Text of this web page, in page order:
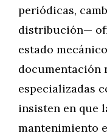
periódicas,
distribución—
estado
documentación
especializadas
insisten en que
mantenimiento